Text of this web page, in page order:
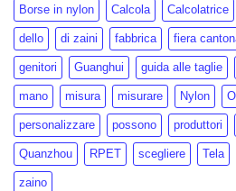
Borse in nylon Calcola Calcolatrice
dello di zaini fabbrica fiera
genitori Guanghui guida alle taglie
mano misura misurare Nylon
personalizzare possono produttori
Quanzhou RPET scegliere Tela
zaino